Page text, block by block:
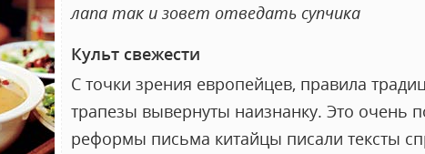
лапа так и зовет отведать супчика
Культ свежести
С точки зрения европейцев, правила
трапезы вывернуты наизнанку. Это очень
реформы письма китайцы писали тексты